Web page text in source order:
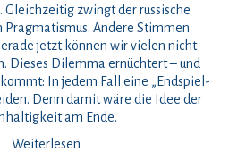
Gleichzeitig zwingt der russische
Andere Stimmen
jetzt können wir vielen nicht
Dieses Dilemma ernüchtert – und
In jedem Fall eine „Endspiel-
Denn damit wäre die Idee der
am Ende.
Weiterlesen